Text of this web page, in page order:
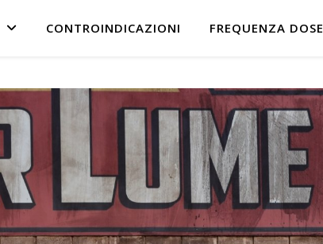
CONTROINDICAZIONI FREQUENZA DOSE